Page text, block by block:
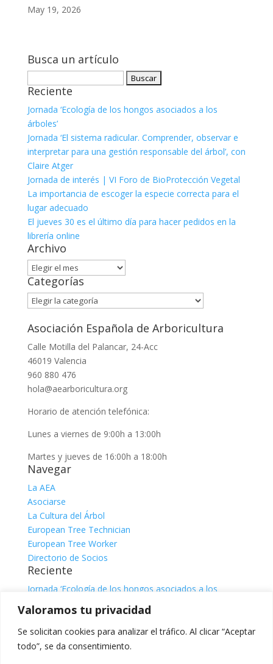
Valoramos tu privacidad
Se solicitan cookies para analizar el tráfico. Al clicar “Aceptar
todo”, se da consentimiento.
May 19, 2026
Busca un artículo
Reciente
Jornada ‘Ecología de los hongos asociados a los
árboles’
Jornada ‘El sistema radicular. Comprender, observar e
interpretar para una gestión responsable del árbol’, con
Claire Atger
Jornada de interés | VI Foro de BioProtección Vegetal
La importancia de escoger la especie correcta para el
lugar adecuado
El jueves 30 es el último día para hacer pedidos en la
librería online
Archivo
Archivo
Categorías
Categorías
Asociación Española de Arboricultura
Calle Motilla del Palancar, 24-Acc
46019 Valencia
960 880 476
hola@aearboricultura.org
Horario de atención telefónica:
Lunes a viernes de 9:00h a 13:00h
Martes y jueves de 16:00h a 18:00h
Navegar
La AEA
Asociarse
La Cultura del Árbol
European Tree Technician
European Tree Worker
Directorio de Socios
Reciente
Jornada ‘Ecología de los hongos asociados a los
árboles’
julio 31, 2026
Jornada ‘El sistema radicular. Comprender, observar e
interpretar para una gestión responsable del árbol’, con
Claire Atger julio 31, 2026